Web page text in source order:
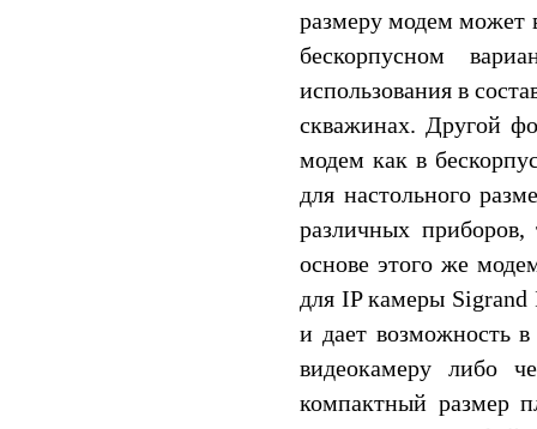
размеру модем может
бескорпусном
использования в
скважинах. Другой
модем как в
для настольного
различных
основе этого же
для IP камеры
и дает возможность
видеокамеру либо
компактный размер